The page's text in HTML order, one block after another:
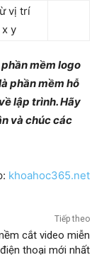
vị trí
y
mềm logo
phần mềm hỗ
lập trình. Hãy
và chúc các
khoahoc365.net
Tiếp theo
cắt video miễn
thoại mới nhất